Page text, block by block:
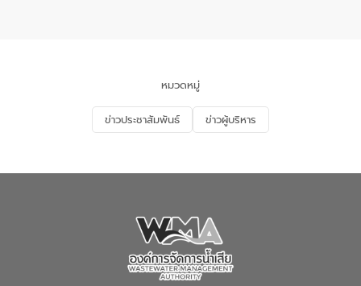
หมวดหมู่
ข่าวประชาสัมพันธ์ ข่าวผู้บริหาร